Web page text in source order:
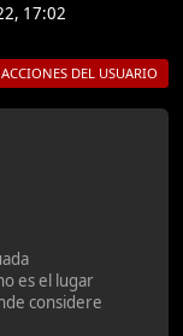
17:02
ACCIONES DEL USUARIO
es el lugar
considere